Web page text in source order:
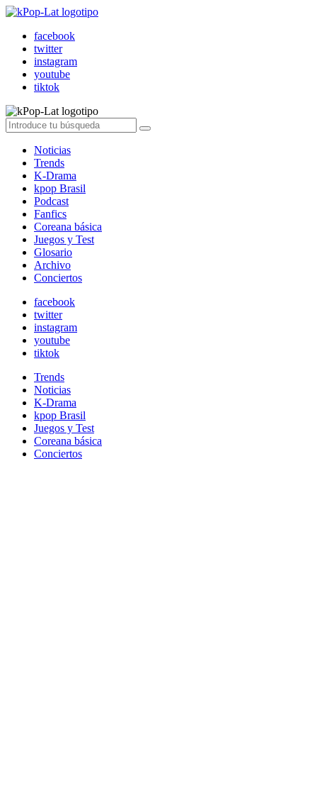
facebook
twitter
instagram
youtube
tiktok
Noticias
Trends
K-Drama
kpop Brasil
Podcast
Fanfics
Coreana básica
Juegos y Test
Glosario
Archivo
Conciertos
facebook
twitter
instagram
youtube
tiktok
Trends
Noticias
K-Drama
kpop Brasil
Juegos y Test
Coreana básica
Conciertos